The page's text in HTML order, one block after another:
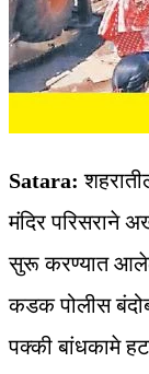
Satara:
मंदिर परिसराने
सुरू करण्यात
कडक पोलीस
पक्की बांधकामे